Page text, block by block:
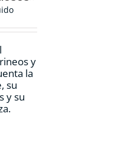
y
la
su
y su